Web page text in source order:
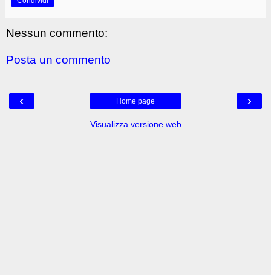
Nessun commento:
Posta un commento
‹ ›
Home page
Visualizza versione web